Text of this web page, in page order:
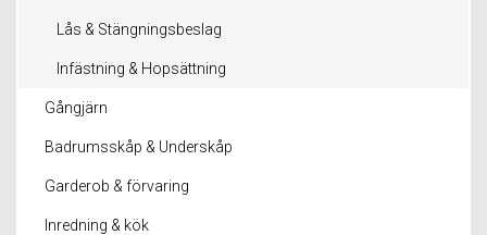
Lås & Stängningsbeslag
Infästning & Hopsättning
Gångjärn
Badrumsskåp & Underskåp
Garderob & förvaring
Inredning & kök